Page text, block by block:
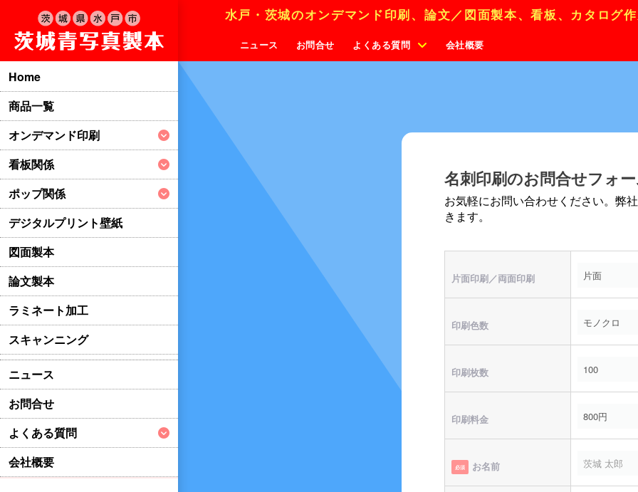
水戸・茨城のオンデマンド印刷、論文／図面製本、看板、カタログ
ニュース お問合せ よくある質問 会社概要
Home
商品一覧
オンデマンド印刷
看板関係
ポップ関係
デジタルプリント壁紙
図面製本
論文製本
ラミネート加工
スキャンニング
ニュース
お問合せ
よくある質問
会社概要
名刺印刷のお問合せフォ
お気軽にお問い合わせください。弊
きます。
片面印刷／両面印刷
印刷色数
印刷枚数
印刷料金
必須 お名前